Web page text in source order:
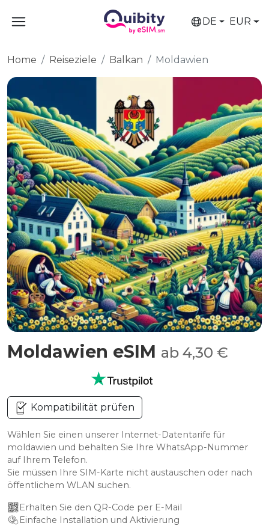
DE EUR
Home Reiseziele Balkan Moldawien
Moldawien eSIM ab 4,30 €
Kompatibilität prüfen
Wählen Sie einen unserer Internet-Datentarife für
moldawien und behalten Sie Ihre WhatsApp-Nummer
auf Ihrem Telefon.
Sie müssen Ihre SIM-Karte nicht austauschen oder nach
öffentlichem WLAN suchen.
Erhalten Sie den QR-Code per E-Mail
Einfache Installation und Aktivierung